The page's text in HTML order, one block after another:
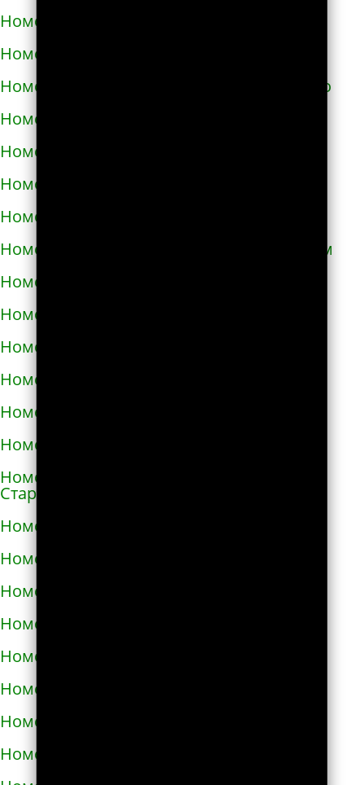
Номера телефонов такси в Сваляве
Номера телефонов такси в Светловодске
Номера телефонов такси в Синельниково
Номера телефонов такси в Скадовске
Номера телефонов такси в Сквире
Номера телефонов такси в Славуте
Номера телефонов такси в Славутиче
Номера телефонов такси в Слобожанском
Номера телефонов такси в Смеле
Номера телефонов такси в Снигирёвке
Номера телефонов такси в Снятыне
Номера телефонов такси в Сокале
Номера телефонов такси в Солоницевке
Номера телефонов такси в Сосновке
Номера телефонов такси в
Староконстантинове
Номера телефонов такси в Стебнике
Номера телефонов такси в Стрые
Номера телефонов такси в Сумах
Номера телефонов такси в Таврийске
Номера телефонов такси в Тальном
Номера телефонов такси в Тараще
Номера телефонов такси в Татарбунарах
Номера телефонов такси в Теплодаре